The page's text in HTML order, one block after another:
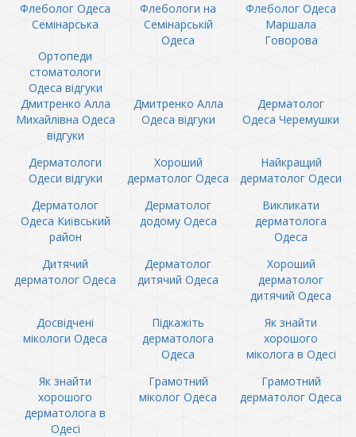
Флеболог Одеса
Семінарська
Флебологи на
Семінарській
Одеса
Флеболог Одеса
Маршала
Говорова
Ортопеди
стоматологи
Одеса відгуки
Дмитренко Алла
Михайлівна Одеса
відгуки
Дмитренко Алла
Одеса відгуки
Дерматолог
Одеса Черемушки
Дерматологи
Одеси відгуки
Хороший
дерматолог Одеса
Найкращий
дерматолог Одеси
Дерматолог
Одеса Київський
район
Дерматолог
додому Одеса
Викликати
дерматолога
Одеса
Дитячий
дерматолог Одеса
Дерматолог
дитячий Одеса
Хороший
дерматолог
дитячий Одеса
Досвідчені
мікологи Одеса
Підкажіть
дерматолога
Одеса
Як знайти
хорошого
міколога в Одесі
Як знайти
хорошого
дерматолога в
Одесі
Грамотний
міколог Одеса
Грамотний
дерматолог Одеса